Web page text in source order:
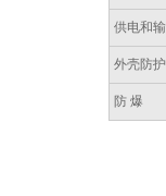
供电和
外壳防
防 爆